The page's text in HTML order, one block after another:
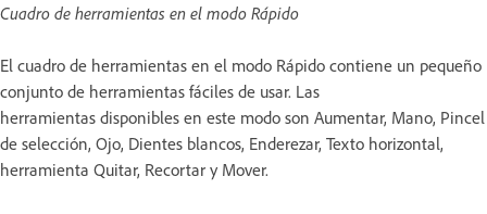
Cuadro de herramientas en el modo Rápido
El cuadro de herramientas en el modo Rápido contiene un pequeño
conjunto de herramientas fáciles de usar. Las
herramientas disponibles en este modo son Aumentar, Mano, Pincel
de selección, Ojo, Dientes blancos, Enderezar, Texto horizontal,
herramienta Quitar, Recortar y Mover.